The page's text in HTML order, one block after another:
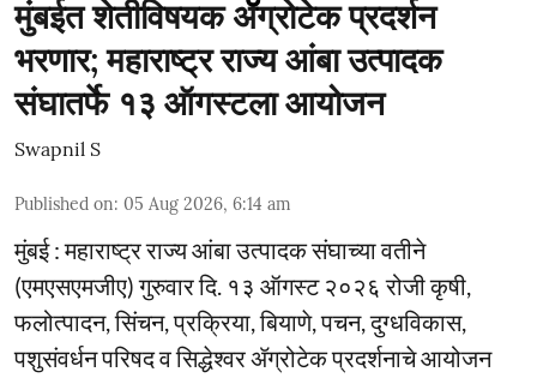
मुंबईत शेतीविषयक ॲॅग्रोटेक प्रदर्शन
भरणार; महाराष्ट्र राज्य आंबा उत्पादक
संघातर्फे १३ ऑगस्टला आयोजन
Swapnil S
Published on: 05 Aug 2026, 6:14 am
मुंबई : महाराष्ट्र राज्य आंबा उत्पादक संघाच्या वतीने
(एमएसएमजीए) गुरुवार दि. १३ ऑगस्ट २०२६ रोजी कृषी,
फलोत्पादन, सिंचन, प्रक्रिया, बियाणे, पचन, दुग्धविकास,
पशुसंवर्धन परिषद व सिद्धेश्वर ॲग्रोटेक प्रदर्शनाचे आयोजन